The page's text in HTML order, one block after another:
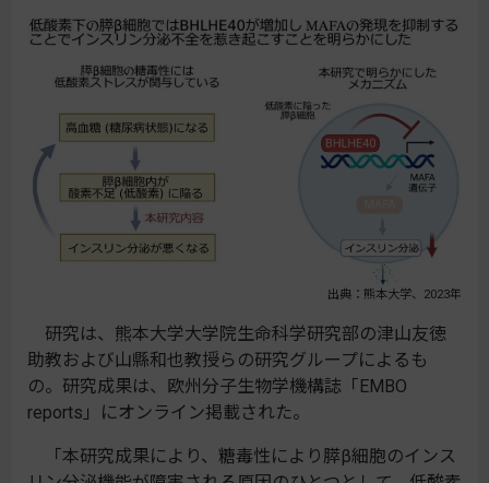
出典：熊本大学、2023年
研究は、熊本大学大学院生命科学研究部の津山友徳
助教および山縣和也教授らの研究グループによるも
の。研究成果は、欧州分子生物学機構誌「EMBO
reports」にオンライン掲載された。
「本研究成果により、糖毒性により膵β細胞のインス